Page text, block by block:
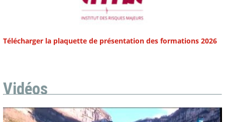
Télécharger la plaquette de présentation des formations 2026
Vidéos